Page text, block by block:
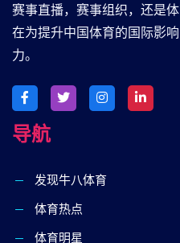
赛事直播，赛事组织，还是
在为提升中国体育的国际影
力。
导航
发现⽜⼋体育
体育热点
体育明星